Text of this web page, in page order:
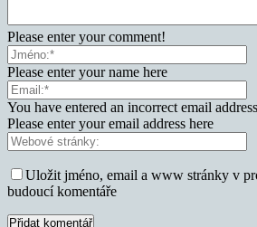
Please enter your comment!
Please enter your name here
You have entered an incorrect email
Please enter your email address here
Uložit jméno, email a www stránky v
budoucí komentáře